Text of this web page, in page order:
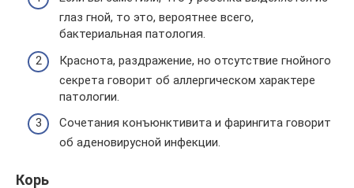
глаз гной, то это, вероятнее всего,
бактериальная патология.
Краснота, раздражение, но отсутствие гнойного
секрета говорит об аллергическом характере
патологии.
Сочетания конъюнктивита и фарингита говорит
об аденовирусной инфекции.
Корь